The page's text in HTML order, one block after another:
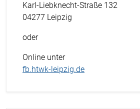
Karl-Liebknecht-Straße 132
04277 Leipzig
oder
Online unter
fb.htwk-leipzig.de